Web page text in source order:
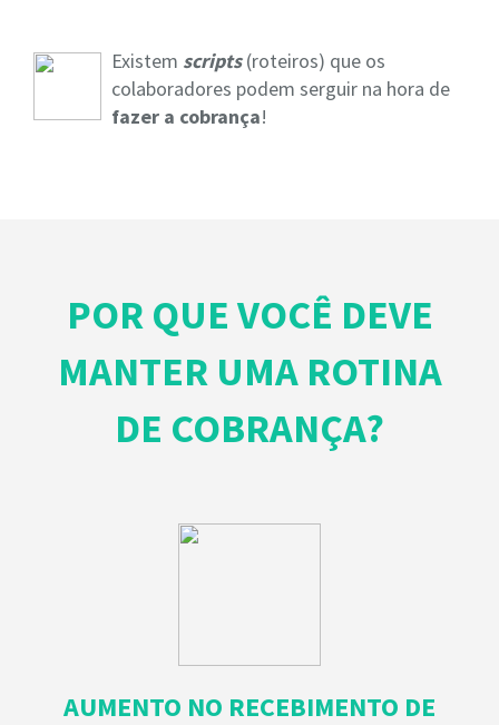
Existem scripts (roteiros) que os
colaboradores podem serguir na hora de
fazer a cobrança!
POR QUE VOCÊ DEVE
MANTER UMA ROTINA
DE COBRANÇA?
AUMENTO NO RECEBIMENTO DE